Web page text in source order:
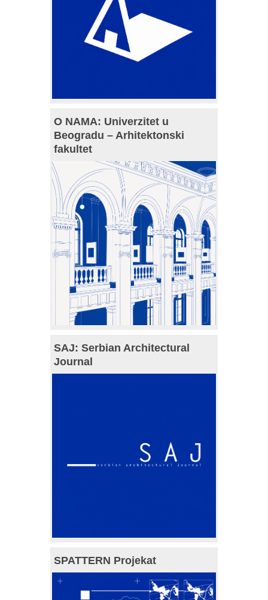
O NAMA: Univerzitet u
Beogradu – Arhitektonski
fakultet
SAJ: Serbian Architectural
Journal
SPATTERN Projekat